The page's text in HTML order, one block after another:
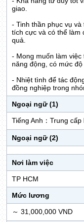
giao.
- Tinh thần phục vụ
tích cực và có thể làm
quả.
- Mong muốn làm
năng động, có mức
- Nhiệt tình để tác
đồng nghiệp trong
Ngoại ngữ (1)
Tiếng Anh：Trung cấp
Ngoại ngữ (2)
Nơi làm việc
TP HCM
Mức lương
～ 31,000,000 VND